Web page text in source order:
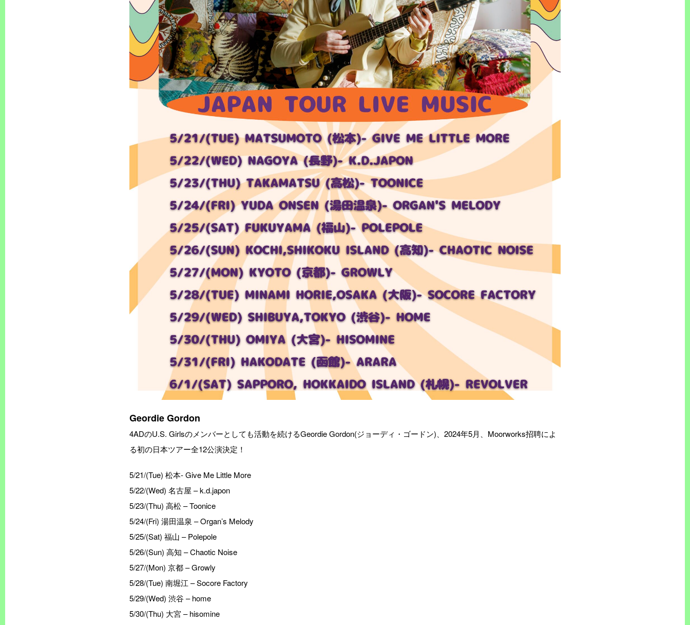
Geordie Gordon
4ADのU.S. Girlsのメンバーとしても活動を続けるGeordie Gordon(ジョーディ・ゴードン)、2024年5月、Moorworks招聘によ
る初の日本ツアー全12公演決定！
5/21/(Tue) 松本- Give Me Little More
5/22/(Wed) 名古屋 – k.d.japon
5/23/(Thu) 高松 – Toonice
5/24/(Fri) 湯田温泉 – Organ’s Melody
5/25/(Sat) 福山 – Polepole
5/26/(Sun) 高知 – Chaotic Noise
5/27/(Mon) 京都 – Growly
5/28/(Tue) 南堀江 – Socore Factory
5/29/(Wed) 渋谷 – home
5/30/(Thu) 大宮 – hisomine